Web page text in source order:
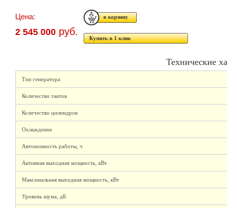
Цена:
2 545 000 руб.
Купить в 1 клик
Технические
Тип генератора
Количество тактов
Количество цилиндров
Охлаждение
Автономность работы, ч
Активная выходная мощность, кВт
Максимальная выходная мощность, кВт
Уровень шума, дБ